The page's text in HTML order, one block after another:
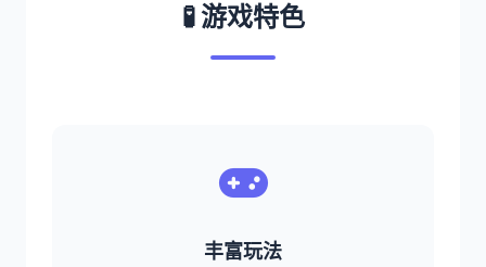
🧪 游戏特色
丰富玩法